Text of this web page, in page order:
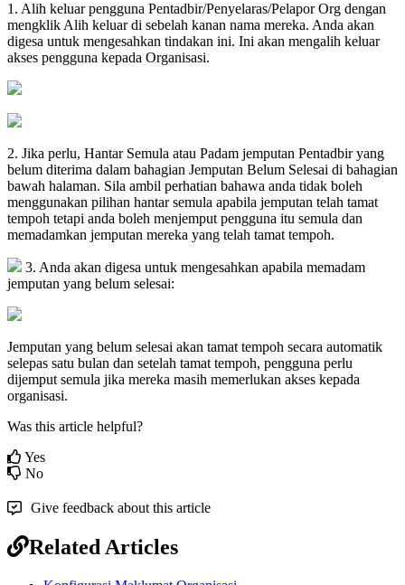
1 . Alih keluar pengguna Pentadbir/Penyelaras/Pelapor Org dengan
mengklik Alih keluar di sebelah kanan nama mereka. Anda akan
digesa untuk mengesahkan tindakan ini. Ini akan mengalih keluar
akses pengguna kepada Organisasi.
2. Jika perlu, Hantar Semula atau Padam jemputan Pentadbir yang
belum diterima dalam bahagian Jemputan Belum Selesai di bahagian
bawah halaman. Sila ambil perhatian bahawa anda tidak boleh
menggunakan pilihan hantar semula apabila jemputan telah tamat
tempoh tetapi anda boleh menjemput pengguna itu semula dan
memadamkan jemputan mereka yang telah tamat tempoh.
3. Anda akan digesa untuk mengesahkan apabila memadam
jemputan yang belum selesai:
Jemputan yang belum selesai akan tamat tempoh secara automatik
selepas satu bulan dan setelah tamat tempoh, pengguna perlu
dijemput semula jika mereka masih memerlukan akses kepada
organisasi.
Was this article helpful?
Yes
No
Give feedback about this article
Related Articles